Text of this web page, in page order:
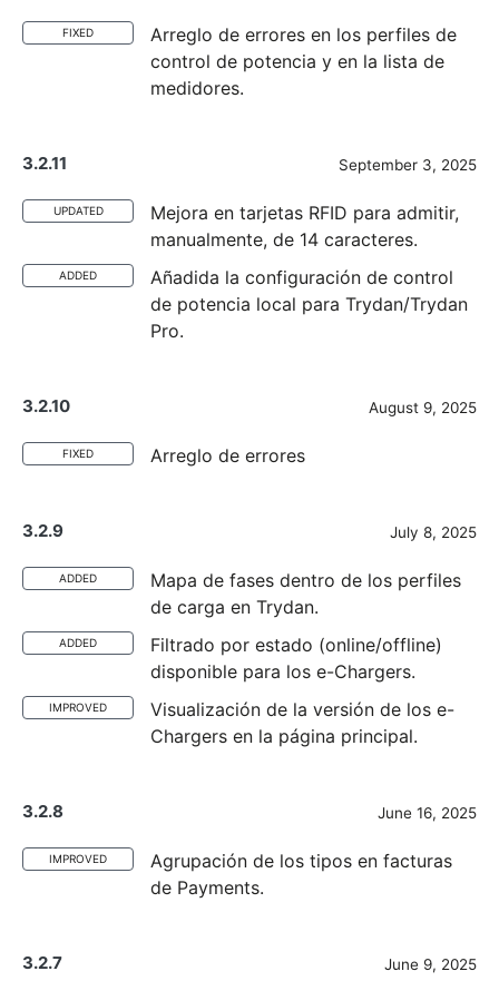
FIXED
Arreglo de errores en los perfiles de
control de potencia y en la lista de
medidores.
3.2.11 September 3, 2025
UPDATED
Mejora en tarjetas RFID para admitir,
manualmente, de 14 caracteres.
ADDED
Añadida la configuración de control
de potencia local para Trydan/Trydan
Pro.
3.2.10 August 9, 2025
FIXED Arreglo de errores
3.2.9 July 8, 2025
ADDED
Mapa de fases dentro de los perfiles
de carga en Trydan.
ADDED
Filtrado por estado (online/offline)
disponible para los e-Chargers.
IMPROVED
Visualización de la versión de los e-
Chargers en la página principal.
3.2.8 June 16, 2025
IMPROVED
Agrupación de los tipos en facturas
de Payments.
3.2.7 June 9, 2025